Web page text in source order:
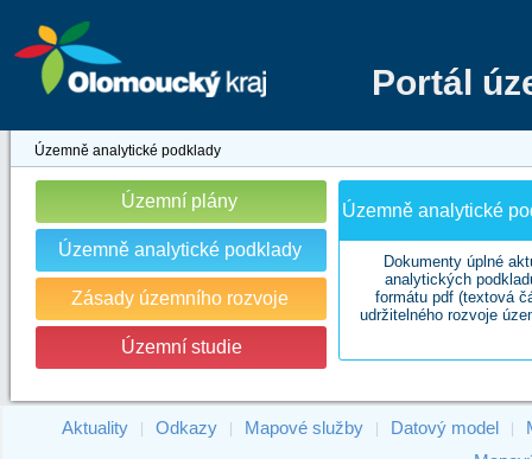
Portál
Územně analytické podklady
Územní plány
Územně analytické podklady
Zásady územního rozvoje
Územní studie
Územně analytické
Dokumenty úplné
analytických
formátu pdf (textová
udržitelného rozvoje
Aktuality Odkazy Mapové služby Datový model